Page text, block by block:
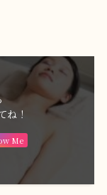
ね！
Me